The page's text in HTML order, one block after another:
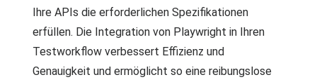
Ihre APIs die erforderlichen Spezifikationen
erfüllen. Die Integration von Playwright in Ihren
Testworkflow verbessert Effizienz und
Genauigkeit und ermöglicht so eine reibungslose